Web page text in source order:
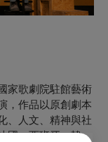
家歌劇院駐館藝術
，作品以原創劇本
、人文、精神與社
國、西班牙、韓